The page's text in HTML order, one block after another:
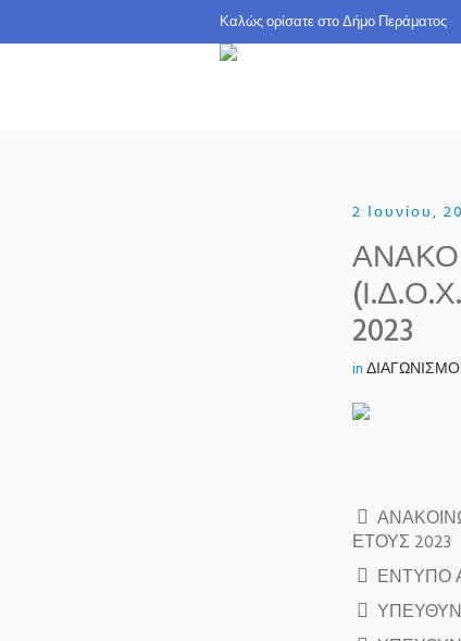
Καλώς ορίσατε
2 Ιουνίου,
2023
in
ΕΤΟΥΣ 2023
ΕΝΤΥΠΟ